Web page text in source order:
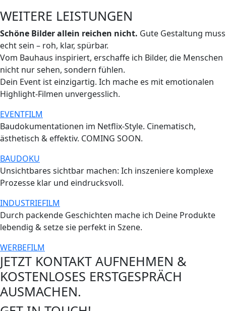
WEITERE LEISTUNGEN
Schöne Bilder allein reichen nicht. Gute Gestaltung muss
echt sein – roh, klar, spürbar.
Vom Bauhaus inspiriert, erschaffe ich Bilder, die Menschen
nicht nur sehen, sondern fühlen.
Dein Event ist einzigartig. Ich mache es mit emotionalen
Highlight-Filmen unvergesslich.
EVENTFILM
Baudokumentationen im Netflix-Style. Cinematisch,
ästhetisch & effektiv. COMING SOON.
BAUDOKU
Unsichtbares sichtbar machen: Ich inszeniere komplexe
Prozesse klar und eindrucksvoll.
INDUSTRIEFILM
Durch packende Geschichten mache ich Deine Produkte
lebendig & setze sie perfekt in Szene.
WERBEFILM
JETZT KONTAKT AUFNEHMEN &
KOSTENLOSES ERSTGESPRÄCH
AUSMACHEN.